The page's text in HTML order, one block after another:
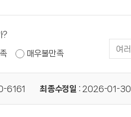
?
매우불만족
6161 최종수정일 : 2026-01-30